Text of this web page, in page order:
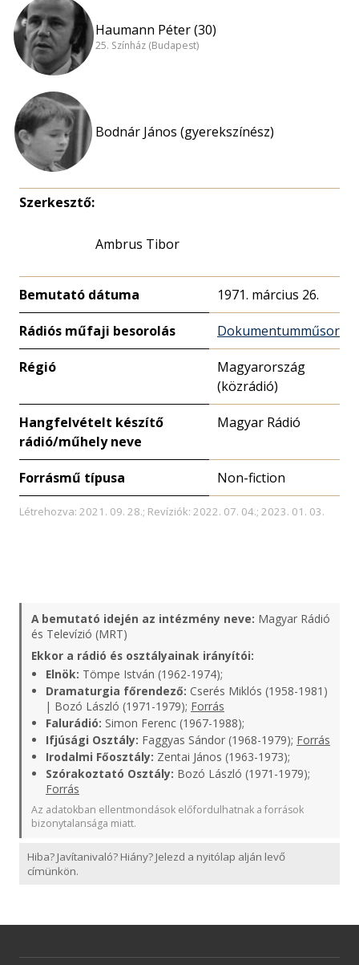
Haumann Péter (30)
25. Színház (Budapest)
Bodnár János (gyerekszínész)
Szerkesztő:
Ambrus Tibor
Bemutató dátuma 1971. március 26.
Rádiós műfaji besorolás Dokumentumműsor
Régió
Magyarország
(közrádió)
Hangfelvételt készítő
rádió/műhely neve
Magyar Rádió
Forrásmű típusa Non-fiction
Létrehozva: 2021. 09. 28.; Revíziók: 2022. 07. 04.; 2023. 01. 03.
A bemutató idején az intézmény neve: Magyar Rádió
és Televízió (MRT)
Ekkor a rádió és osztályainak irányítói:
Elnök: Tömpe István (1962-1974);
Dramaturgia főrendező: Cserés Miklós (1958-1981)
| Bozó László (1971-1979); Forrás
Falurádió: Simon Ferenc (1967-1988);
Ifjúsági Osztály: Faggyas Sándor (1968-1979); Forrás
Irodalmi Főosztály: Zentai János (1963-1973);
Szórakoztató Osztály: Bozó László (1971-1979);
Forrás
Az adatokban ellentmondások előfordulhatnak a források
bizonytalansága miatt.
Hiba? Javítanivaló? Hiány? Jelezd a nyitólap alján levő
címünkön.